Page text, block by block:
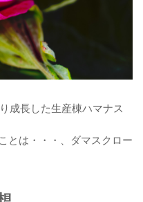
成長した生産棟ハマナス
とは・・・、ダマスクロー